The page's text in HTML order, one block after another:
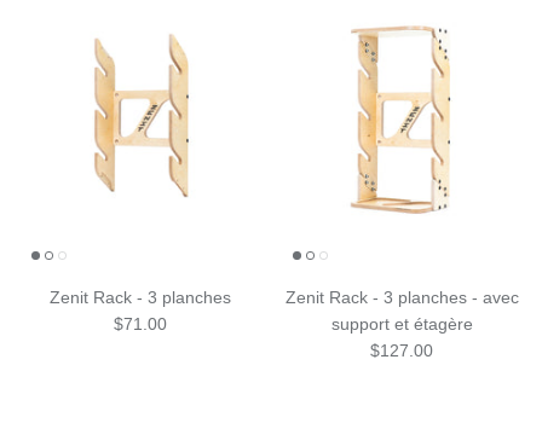
Zenit Rack - 3 planches
$71.00
Zenit Rack - 3 planches - avec
support et étagère
$127.00